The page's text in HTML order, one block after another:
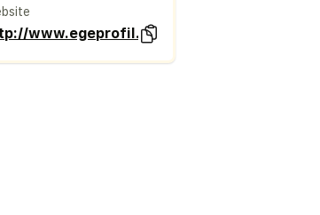
www.egeprofil.com.tr/